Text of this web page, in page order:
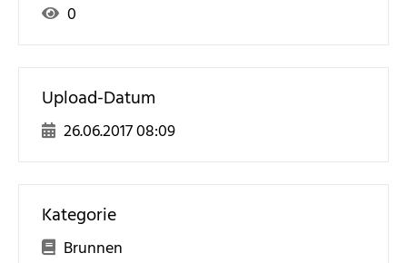
0
Upload-Datum
26.06.2017 08:09
Kategorie
Brunnen